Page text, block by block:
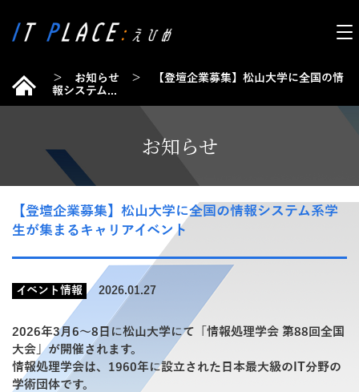
＞ お知らせ ＞
【登壇企業募集】松山大学に全国の情
報システム...
お知らせ
【登壇企業募集】松山大学に全国の情報システム系学
生が集まるキャリアイベント
イベント情報 2026.01.27
2026年3月6～8日に松山大学にて「情報処理学会 第88回全国
大会」が開催されます。
情報処理学会は、1960年に設立された日本最大級のIT分野の
学術団体です。